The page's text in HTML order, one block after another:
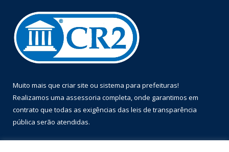
Muito mais que criar site ou sistema para prefeituras!
Realizamos uma assessoria completa, onde garantimos em
contrato que todas as exigências das leis de transparência
pública serão atendidas.